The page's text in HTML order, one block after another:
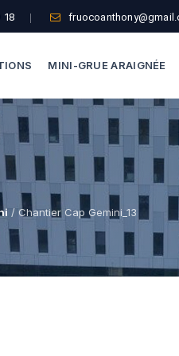
Vitrages
Bris De Glace
De Fuite
MINI-GRUE ARAIGNÉE
Capacité De Levage
Nos Formules
/ Chantier Cap Gemini_13